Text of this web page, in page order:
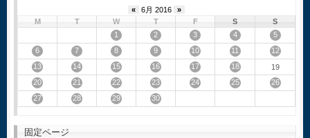
« 6月 2016
»
M
T W T F S
S
1
2 3 4
5
6
7 8 9 10 11
12
13
14 15 16 17 18
19
20
21 22 23 24 25
26
27
28 29 30
固定ページ